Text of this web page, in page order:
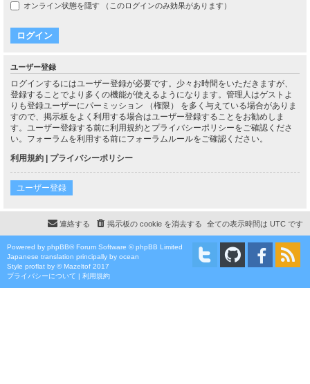
オンライン状態を隠す （このログインのみ効果があります）
ユーザー登録
ログインするにはユーザー登録が必要です。少々お時間をいただきますが、
登録することでより多くの機能が使えるようになります。管理人はゲストよ
りも登録ユーザーにパーミッション （権限） を多く与えている場合がありま
すので、掲示板をよく利用する場合はユーザー登録することをお勧めしま
す。ユーザー登録する前に利用規約とプライバシーポリシーをご確認くださ
い。フォーラムを利用する前にフォーラムルールをご確認ください。
利用規約 | プライバシーポリシー
ユーザー登録
全ての表示時間は UTC です
掲示板の cookie を消去する
連絡する
Powered by phpBB® Forum Software © phpBB Limited
Japanese translation principally by ocean
Style proflat by ©Mazeltof 2017
プライバシーについて | 利用規約